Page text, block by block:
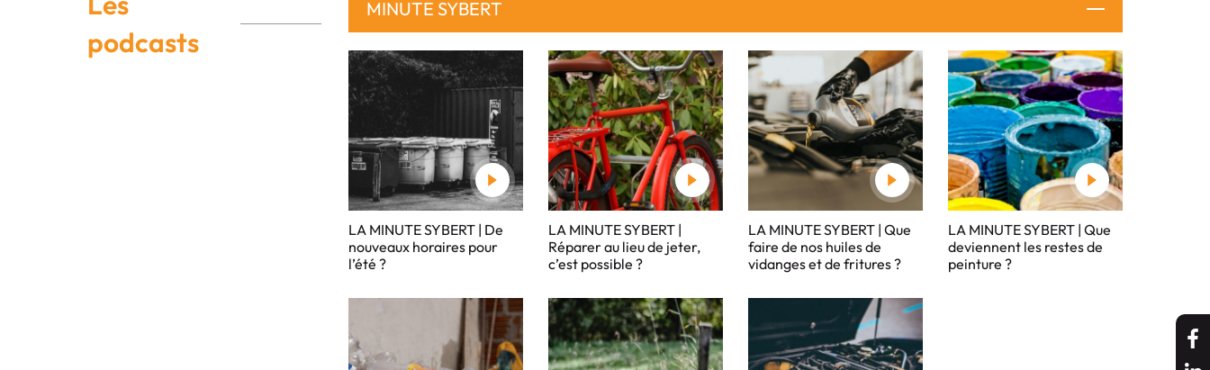
podcasts
MINUTE SYBERT
LA MINUTE SYBERT | De
nouveaux horaires pour
l’été ?
LA MINUTE SYBERT |
Réparer au lieu de jeter,
c’est possible ?
LA MINUTE SYBERT | Que
faire de nos huiles de
vidanges et de fritures ?
LA MINUTE SYBERT | Que
deviennent les restes de
peinture ?